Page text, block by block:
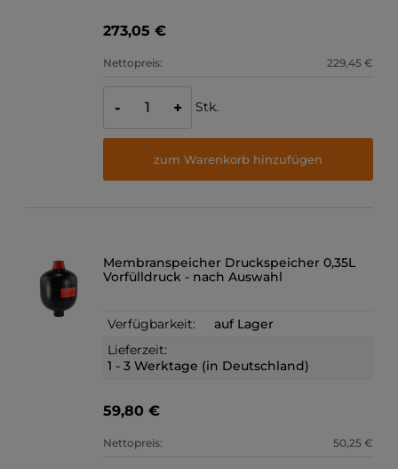
273,05 €
Nettopreis: 229,45 €
- + Stk.
zum Warenkorb hinzufügen
Membranspeicher Druckspeicher 0,35L
Vorfülldruck - nach Auswahl
Verfügbarkeit:
auf Lager
Lieferzeit:
1 - 3 Werktage (in Deutschland)
59,80 €
Nettopreis: 50,25 €